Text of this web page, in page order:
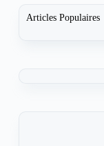
Articles Populaires